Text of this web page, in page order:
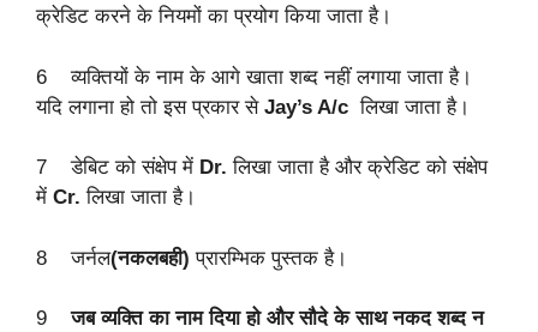
क्रेडिट करने के नियमों का प्रयोग किया जाता है।
6 व्यक्तियों के नाम के आगे खाता शब्द नहीं लगाया जाता है।
यदि लगाना हो तो इस प्रकार से Jay’s A/c लिखा जाता है।
7 डेबिट को संक्षेप में Dr. लिखा जाता है और क्रेडिट को संक्षेप
में Cr. लिखा जाता है।
8 जर्नल(नकलबही) प्रारम्भिक पुस्तक है।
9जब व्यक्ति का नाम दिया हो और सौदे के साथ नकद शब्द न